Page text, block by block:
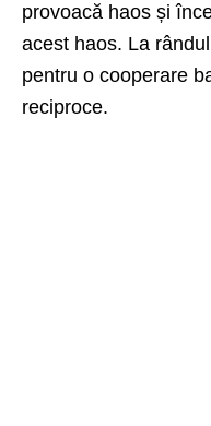
provoacă haos și
acest haos. La
pentru o cooperare
reciproce.